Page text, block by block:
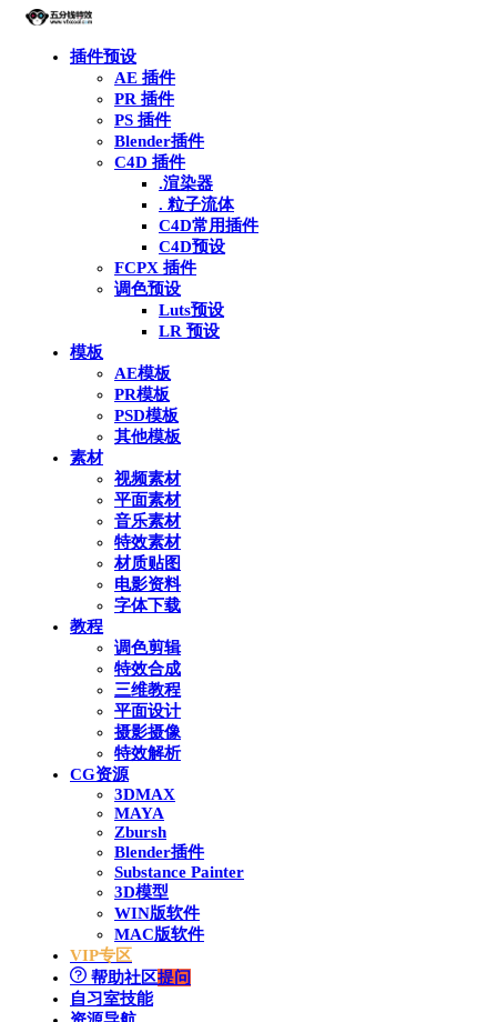
插件预设
AE 插件
PR 插件
PS 插件
Blender插件
C4D 插件
.渲染器
. 粒子流体
C4D常用插件
C4D预设
FCPX 插件
调色预设
Luts预设
LR 预设
模板
AE模板
PR模板
PSD模板
其他模板
素材
视频素材
平面素材
音乐素材
特效素材
材质贴图
电影资料
字体下载
教程
调色剪辑
特效合成
三维教程
平面设计
摄影摄像
特效解析
CG资源
3DMAX
MAYA
Zbursh
Blender插件
Substance Painter
3D模型
WIN版软件
MAC版软件
VIP专区
帮助社区提问
自习室技能